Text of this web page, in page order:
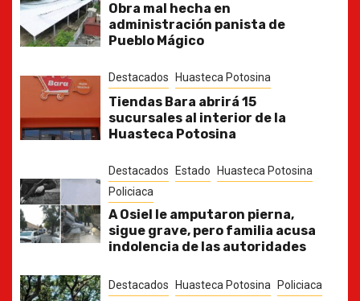
Obra mal hecha en
administración panista de
Pueblo Mágico
Destacados Huasteca Potosina
Tiendas Bara abrirá 15
sucursales al interior de la
Huasteca Potosina
Destacados Estado
Huasteca Potosina
Policiaca
A Osiel le amputaron pierna,
sigue grave, pero familia acusa
indolencia de las autoridades
Destacados Huasteca Potosina Policiaca